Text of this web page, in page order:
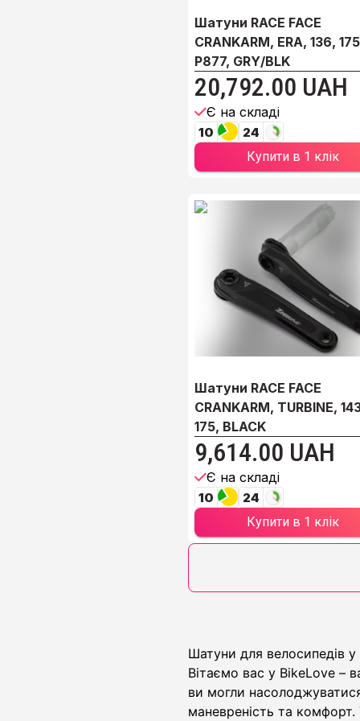
Шатуни RACE FACE
CRANKARM, ERA, 136,
P877, GRY/BLK
20,792.00 UAH
Є на складі
10
24
Купити в 1 клік
Шатуни RACE FACE
CRANKARM, TURBINE,
175, BLACK
9,614.00 UAH
Є на складі
10
24
Купити в 1 клік
Шатуни
Шатуни для велосипедів у
Вітаємо вас у BikeLove –
ви могли
маневреність та